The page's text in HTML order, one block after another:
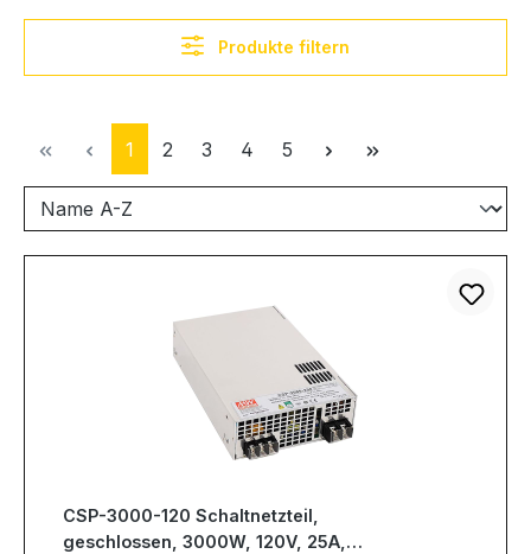
Produkte filtern
Seite
1 Seite
2 Seite
3 Seite
4 Seite
5
CSP-3000-120 Schaltnetzteil,
geschlossen, 3000W, 120V, 25A,